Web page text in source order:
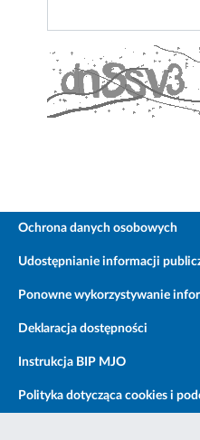
Ochrona danych osobowych
Udostępnianie informacji
Ponowne wykorzystywanie
Deklaracja dostępności
Instrukcja BIP MJO
Polityka dotycząca cookies i